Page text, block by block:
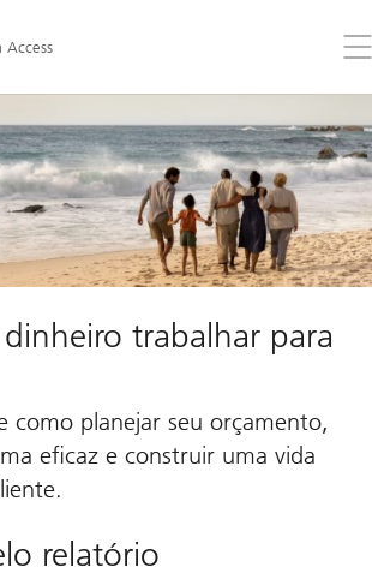
Access
o
dinheiro trabalhar para
como planejar seu orçamento,
eficaz e construir uma vida
relatório